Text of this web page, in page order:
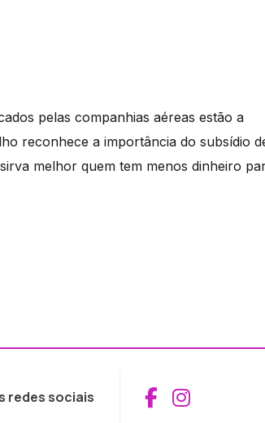
pelas companhias aéreas estão a
reconhece a importância do subsídio
melhor quem tem menos dinheiro
redes sociais Aceder
Aceder